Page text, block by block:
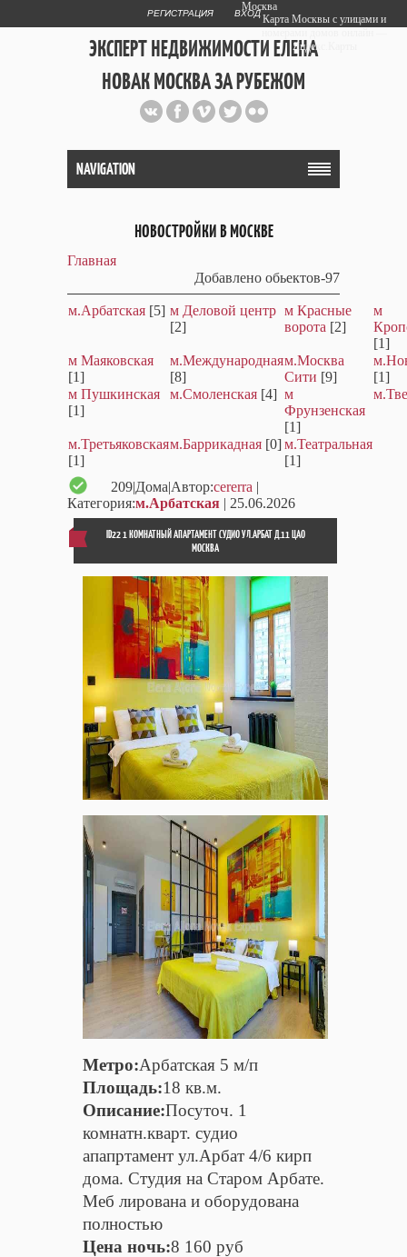
РЕГИСТРАЦИЯ ВХОД
ЭКСПЕРТ НЕДВИЖИМОСТИ ЕЛЕНА
НОВАК МОСКВА ЗА РУБЕЖОМ
Публичный сайт эксперта автора
web дизайнера+7 903 708 1884
NAVIGATION
НОВОСТРОЙКИ В МОСКВЕ
Главная
Добавлено обьектов-97
м.Арбатская [5] м Деловой центр
[2]
м Красные
ворота [2]
м
[1]
м Маяковская
[1]
м.Международная
[8]
м.Москва
Сити [9]
[1]
м Пушкинская
[1]
м.Смоленская [4] м
Фрунзенская
[1]
м.Третьяковская
[1]
м.Баррикадная [0]м.Театральная
[1]
209|Дома|Автор:cererra |
Категория:м.Арбатская | 25.06.2026
ID22 1 КОМНАТНЫЙ АПАРТАМЕНТ СУДИО УЛ.АРБАТ Д.11 ЦАО
МОСКВА
Метро:Арбатская 5 м/п
Площадь:18 кв.м.
Описание:Посуточ. 1
комнатн.кварт. судио
апапртамент ул.Арбат 4/6 кирп
дома. Cтудия на Старом Арбате.
Меб лирована и оборудована
полностью
Цена ночь:8 160 руб
Москва
Карта Москвы с улицами и
Яндекс.Карты